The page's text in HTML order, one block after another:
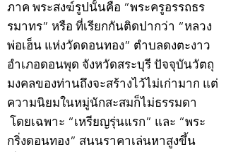
ภาค พระสงฆ์รูปนั้นคือ “พระครูอรรถธร
รมาทร” หรือ ที่เรียกกันติดปากว่า “หลวง
พ่อเฮ็น แห่งวัดดอนทอง” ตำบลดงตะงาว
อำเภอดอนพุด จังหวัดสระบุรี ปัจจุบันวัตถุ
มงคลของท่านถึงจะสร้างไว้ไม่เก่ามาก แต่
ความนิยมในหมู่นักสะสมก็ไม่ธรรมดา
โดยเฉพาะ “เหรียญรุ่นแรก” และ “พระ
กริ่งดอนทอง” สนนราคาเล่นหาสูงขึ้น